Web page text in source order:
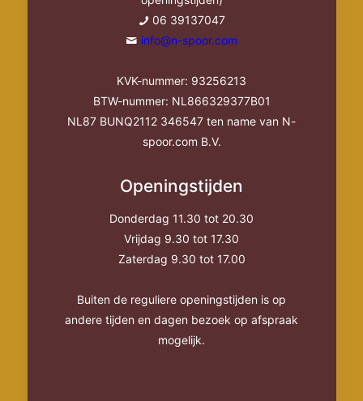
06 39137047
info@n-spoor.com
KVK-nummer: 93256213
BTW-nummer: NL866329377B01
NL87 BUNQ2112 346547 ten name van N-
spoor.com B.V.
Openingstijden
Donderdag 11.30 tot 20.30
Vrijdag 9.30 tot 17.30
Zaterdag 9.30 tot 17.00
Buiten de reguliere openingstijden is op
andere tijden en dagen bezoek op afspraak
mogelijk.